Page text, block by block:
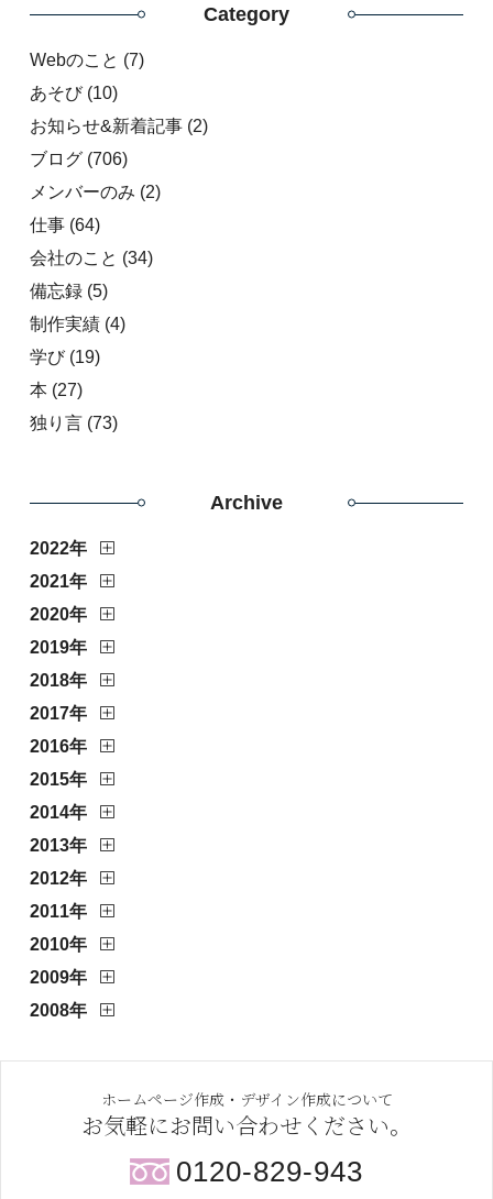
Category
Webのこと (7)
あそび(10)
お知らせ&新着記事(2)
ブログ(706)
メンバーのみ (2)
仕事(64)
会社のこと (34)
備忘録(5)
制作実績(4)
学び(19)
本 (27)
独り言(73)
Archive
2022年
2021年
2020年
2019年
2018年
2017年
2016年
2015年
2014年
2013年
2012年
2011年
2010年
2009年
2008年
ホームページ作成・デザイン作成について
お気軽にお問い合わせください。
0120-829-943